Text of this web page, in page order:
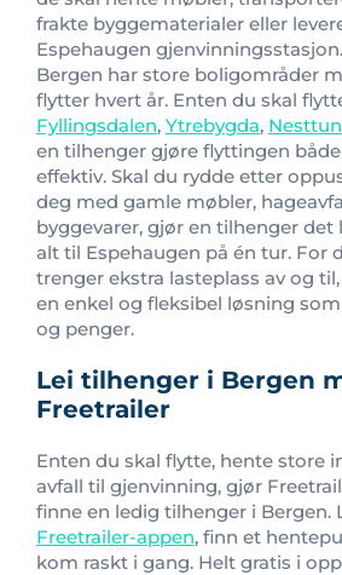
frakte byggematerialer eller
Espehaugen gjenvinningsstasjon.
Bergen har store boligområder
flytter hvert år. Enten du skal
Fyllingsdalen, Ytrebygda, Nesttun
en tilhenger gjøre flyttingen
effektiv. Skal du rydde etter
deg med gamle møbler,
byggevarer, gjør en tilhenger det
alt til Espehaugen på én tur. For
trenger ekstra lasteplass av og
en enkel og fleksibel løsning
og penger.
Lei tilhenger i Bergen
Freetrailer
Enten du skal flytte, hente store
avfall til gjenvinning, gjør
finne en ledig tilhenger i Bergen.
Freetrailer-appen, finn et
kom raskt i gang. Helt gratis i